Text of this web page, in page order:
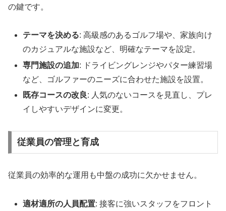
の鍵です。
テーマを決める: 高級感のあるゴルフ場や、家族向け
のカジュアルな施設など、明確なテーマを設定。
専門施設の追加: ドライビングレンジやパター練習場
など、ゴルファーのニーズに合わせた施設を設置。
既存コースの改良: 人気のないコースを見直し、プレ
イしやすいデザインに変更。
従業員の管理と育成
従業員の効率的な運用も中盤の成功に欠かせません。
適材適所の人員配置: 接客に強いスタッフをフロント